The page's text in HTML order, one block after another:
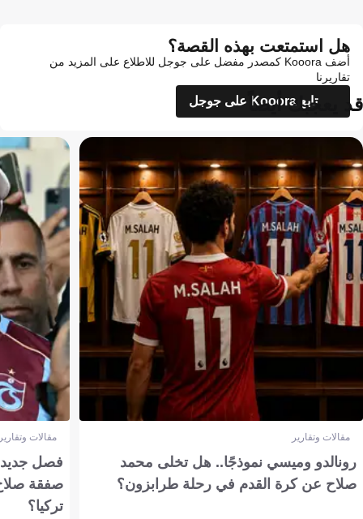
هل استمتعت بهذه القصة؟
أضف Kooora كمصدر مفضل على جوجل للاطلاع على المزيد من
تقاريرنا
تابع Kooora على جوجل
قد يعجبك أيضاً
مقالات وتقارير
رونالدو وميسي نموذجًا.. هل تخلى محمد
صلاح عن كرة القدم في رحلة طرابزون؟
مقالات
فصل جديد
صفقة
تركيا؟